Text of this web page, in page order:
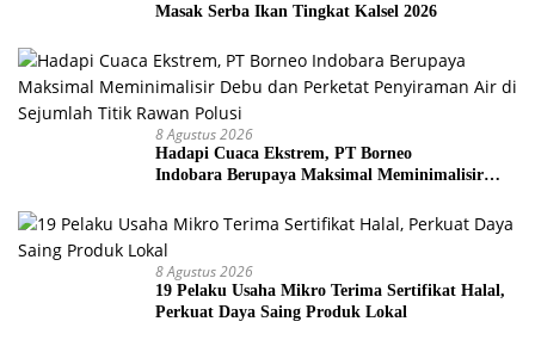
Masak Serba Ikan Tingkat Kalsel 2026
8 Agustus 2026
Hadapi Cuaca Ekstrem, PT Borneo
Indobara Berupaya Maksimal Meminimalisir
Titik Rawan Polusi
8 Agustus 2026
19 Pelaku Usaha Mikro Terima Sertifikat Halal,
Perkuat Daya Saing Produk Lokal